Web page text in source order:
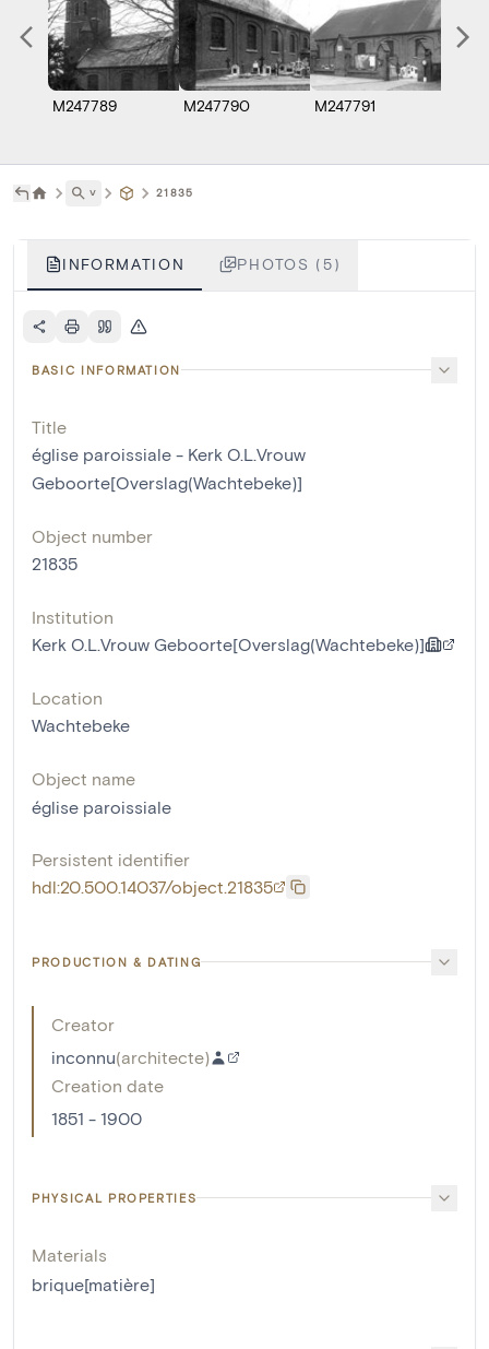
M247789 M247790 M247791
˅ 21835
INFORMATION PHOTOS (5)
BASIC INFORMATION
Title
église paroissiale - Kerk O.L.Vrouw
Geboorte[Overslag(Wachtebeke)]
Object number
21835
Institution
Kerk O.L.Vrouw Geboorte[Overslag(Wachtebeke)]
Location
Wachtebeke
Object name
église paroissiale
Persistent identifier
hdl:20.500.14037/object.21835
PRODUCTION & DATING
Creator
inconnu(architecte)
Creation date
1851 - 1900
PHYSICAL PROPERTIES
Materials
brique[matière]